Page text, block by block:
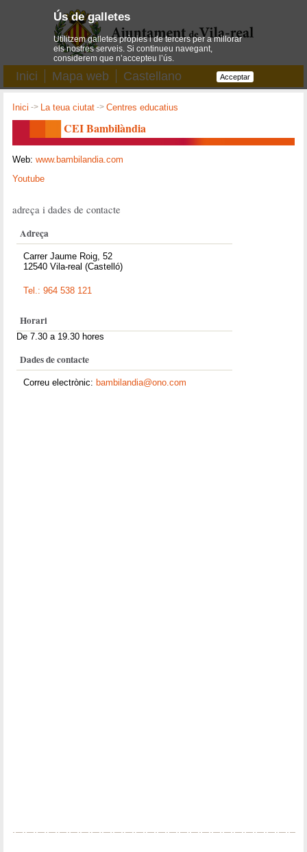
Inici Mapa web Castellano
Inici -> La teua ciutat ->Centres educatius
CEI Bambilàndia
Web:www.bambilandia.com
Youtube
adreça i dades de contacte
Adreça
Carrer Jaume Roig, 52
12540 Vila-real (Castelló)
Tel.: 964 538 121
Horari
De 7.30 a 19.30 hores
Dades de contacte
Correu electrònic: bambilandia@ono.com
Ús de galletes
Utilitzem galletes pròpies i de tercers per a millorar
els nostres serveis. Si continueu navegant,
considerem que n’accepteu l’ús.
Acceptar